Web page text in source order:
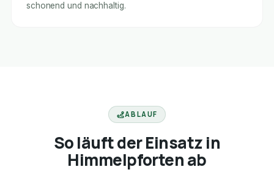
schonend und nachhaltig.
ABLAUF
So läuft der Einsatz in
Himmelpforten ab